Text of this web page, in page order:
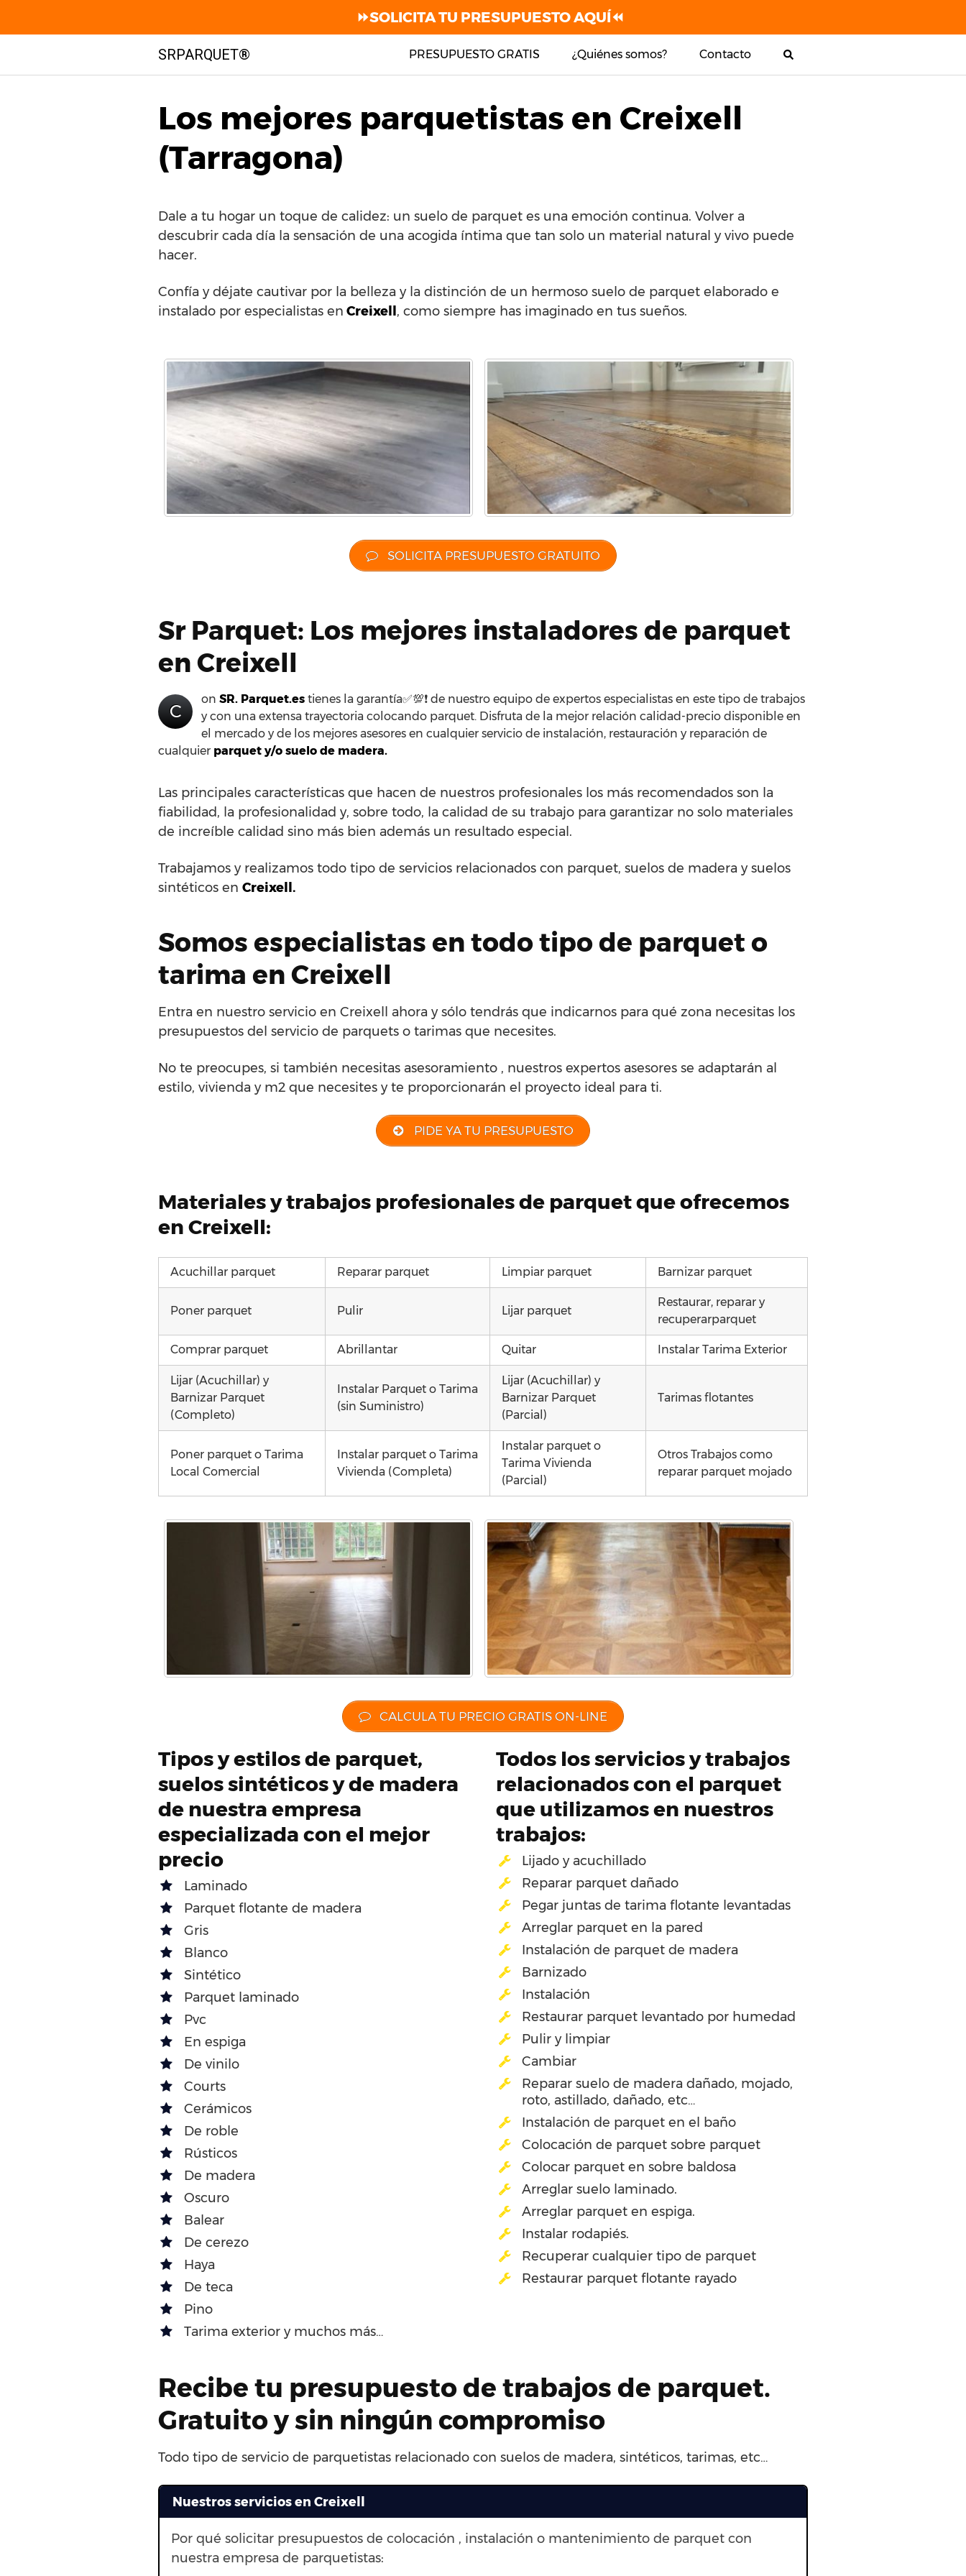
contenido
SRPARQUET® PRESUPUESTO GRATIS ¿Quiénes somos? Contacto
Los mejores parquetistas en Creixell
(Tarragona)
Dale a tu hogar un toque de calidez: un suelo de parquet es una emoción continua. Volver a
descubrir cada día la sensación de una acogida íntima que tan solo un material natural y vivo puede
hacer.
Confía y déjate cautivar por la belleza y la distinción de un hermoso suelo de parquet elaborado e
instalado por especialistas en Creixell , como siempre has imaginado en tus sueños.
SOLICITA PRESUPUESTO GRATUITO
Sr Parquet: Los mejores instaladores de parquet
en Creixell
C
on SR. Parquet.es tienes la garantía✅💯❗ de nuestro equipo de expertos especialistas en este tipo de trabajos
y con una extensa trayectoria colocando parquet. Disfruta de la mejor relación calidad-precio disponible en
el mercado y de los mejores asesores en cualquier servicio de instalación, restauración y reparación de
cualquier parquet y/o suelo de madera.
Las principales características que hacen de nuestros profesionales los más recomendados son la
fiabilidad, la profesionalidad y, sobre todo, la calidad de su trabajo para garantizar no solo materiales
de increíble calidad sino más bien además un resultado especial.
Trabajamos y realizamos todo tipo de servicios relacionados con parquet, suelos de madera y suelos
sintéticos en Creixell.
Somos especialistas en todo tipo de parquet o
tarima en Creixell
Entra en nuestro servicio en Creixell ahora y sólo tendrás que indicarnos para qué zona necesitas los
presupuestos del servicio de parquets o tarimas que necesites.
No te preocupes, si también necesitas asesoramiento , nuestros expertos asesores se adaptarán al
estilo, vivienda y m2 que necesites y te proporcionarán el proyecto ideal para ti.
PIDE YA TU PRESUPUESTO
Materiales y trabajos profesionales de parquet que ofrecemos
en Creixell:
Acuchillar parquet Reparar parquet Limpiar parquet Barnizar parquet
Poner parquet Pulir Lijar parquet
Restaurar, reparar y
recuperarparquet
Comprar parquet Abrillantar Quitar Instalar Tarima Exterior
Lijar (Acuchillar) y
Barnizar Parquet
(Completo)
Instalar Parquet o Tarima
(sin Suministro)
Lijar (Acuchillar) y
Barnizar Parquet
(Parcial)
Tarimas flotantes
Poner parquet o Tarima
Local Comercial
Instalar parquet o Tarima
Vivienda (Completa)
Instalar parquet o
Tarima Vivienda
(Parcial)
Otros Trabajos como
reparar parquet mojado
CALCULA TU PRECIO GRATIS ON-LINE
Tipos y estilos de parquet,
suelos sintéticos y de madera
de nuestra empresa
especializada con el mejor
precio
Laminado
Parquet flotante de madera
Gris
Blanco
Sintético
Parquet laminado
Pvc
En espiga
De vinilo
Courts
Cerámicos
De roble
Rústicos
De madera
Oscuro
Balear
De cerezo
Haya
De teca
Pino
Tarima exterior y muchos más…
Todos los servicios y trabajos
relacionados con el parquet
que utilizamos en nuestros
trabajos:
Lijado y acuchillado
Reparar parquet dañado
Pegar juntas de tarima flotante levantadas
Arreglar parquet en la pared
Instalación de parquet de madera
Barnizado
Instalación
Restaurar parquet levantado por humedad
Pulir y limpiar
Cambiar
Reparar suelo de madera dañado, mojado,
roto, astillado, dañado, etc…
Instalación de parquet en el baño
Colocación de parquet sobre parquet
Colocar parquet en sobre baldosa
Arreglar suelo laminado.
Arreglar parquet en espiga.
Instalar rodapiés.
Recuperar cualquier tipo de parquet
Restaurar parquet flotante rayado
Recibe tu presupuesto de trabajos de parquet.
Gratuito y sin ningún compromiso
Todo tipo de servicio de parquetistas relacionado con suelos de madera, sintéticos, tarimas, etc…
Nuestros servicios en Creixell
Por qué solicitar presupuestos de colocación , instalación o mantenimiento de parquet con
nuestra empresa de parquetistas:
⏩SOLICITA TU PRESUPUESTO AQUÍ⏪